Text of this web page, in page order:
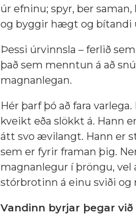
úr efninu; spyr, ber
og byggir hægt og bítandi
Þessi úrvinnsla – ferlið
það sem menntun á að
magnanlegan.
Hér þarf þó að fara
kveikt eða slökkt á. Hann
átt svo ævilangt. Hann er
sem er fyrir framan þig.
magnanlegur í þröngu,
stórbrotinn á einu sviði og
Vandinn byrjar þegar